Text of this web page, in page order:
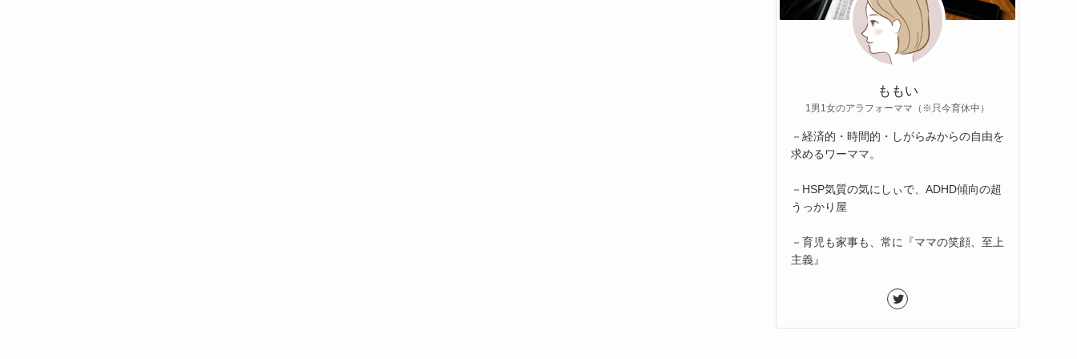
ももい
1男1女のアラフォーママ（※只今育休中）
－経済的・時間的・しがらみからの自由を
求めるワーママ。
－HSP気質の気にしぃで、ADHD傾向の超
うっかり屋
－育児も家事も、常に『ママの笑顔、至上
主義』